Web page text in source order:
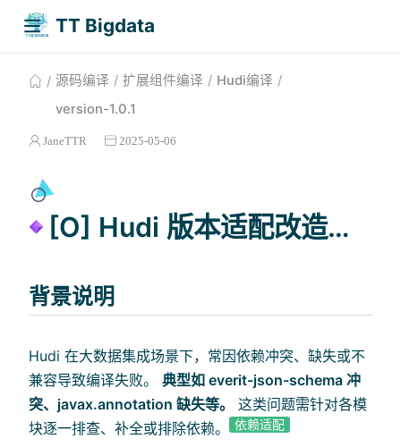
TT Bigdata
源码编译 扩展组件编译
Hudi编译
version-1.0.1
JaneTTR 2025-05-06
[O] Hudi 版本适配改造（一）
背景说明
Hudi 在大数据集成场景下，常因依赖冲突、缺失或不
兼容导致编译失败。 典型如 everit-json-schema 冲
突、javax.annotation 缺失等。
这类问题需针对各模
块逐一排查、补全或排除依赖。
依赖适配